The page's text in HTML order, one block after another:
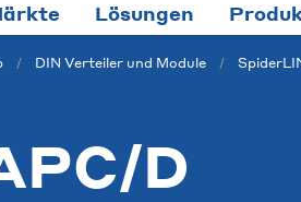
Lösungen
DIN Verteiler und Module
D